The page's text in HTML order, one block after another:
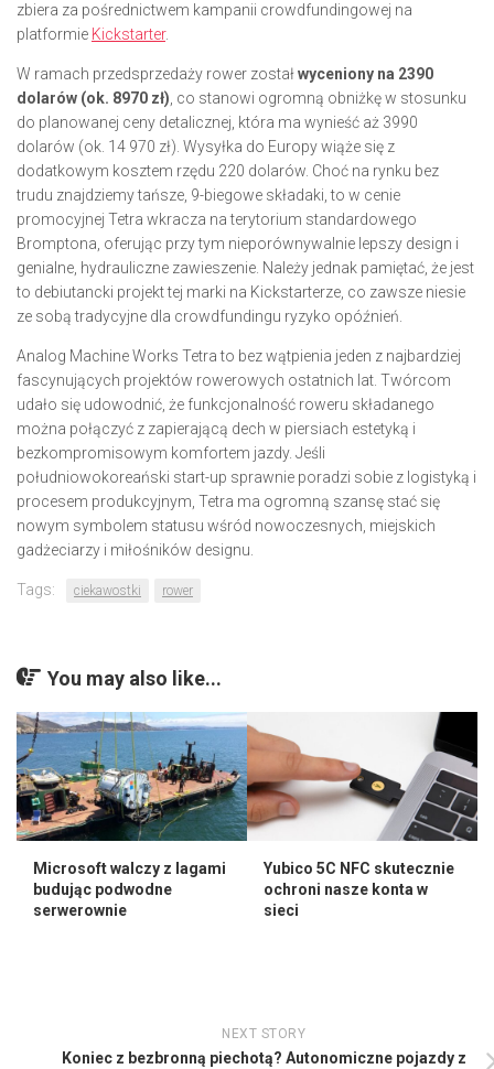
zbiera za pośrednictwem kampanii crowdfundingowej na
platformie Kickstarter.
W ramach przedsprzedaży rower zostałwyceniony na 2390
dolarów (ok. 8970 zł) , co stanowi ogromną obniżkę w stosunku
do planowanej ceny detalicznej, która ma wynieść aż 3990
dolarów (ok. 14 970 zł). Wysyłka do Europy wiąże się z
dodatkowym kosztem rzędu 220 dolarów. Choć na rynku bez
trudu znajdziemy tańsze, 9-biegowe składaki, to w cenie
promocyjnej Tetra wkracza na terytorium standardowego
Bromptona, oferując przy tym nieporównywalnie lepszy design i
genialne, hydrauliczne zawieszenie. Należy jednak pamiętać, że jest
to debiutancki projekt tej marki na Kickstarterze, co zawsze niesie
ze sobą tradycyjne dla crowdfundingu ryzyko opóźnień.
Analog Machine Works Tetra to bez wątpienia jeden z najbardziej
fascynujących projektów rowerowych ostatnich lat. Twórcom
udało się udowodnić, że funkcjonalność roweru składanego
można połączyć z zapierającą dech w piersiach estetyką i
bezkompromisowym komfortem jazdy. Jeśli
południowokoreański start-up sprawnie poradzi sobie z logistyką i
procesem produkcyjnym, Tetra ma ogromną szansę stać się
nowym symbolem statusu wśród nowoczesnych, miejskich
gadżeciarzy i miłośników designu.
Tags: ciekawostki rower
You may also like...
Microsoft walczy z lagami
budując podwodne
serwerownie
Yubico 5C NFC skutecznie
ochroni nasze konta w
sieci
NEXT STORY
Koniec z bezbronną piechotą? Autonomiczne pojazdy z